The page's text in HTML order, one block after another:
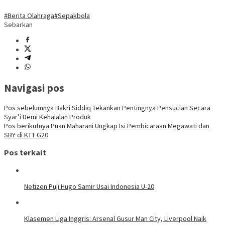
#Berita Olahraga#Sepakbola
Sebarkan
Navigasi pos
Pos sebelumnya Bakri Siddiq Tekankan Pentingnya Pensucian Secara
Syar’i Demi Kehalalan Produk
Pos berikutnya Puan Maharani Ungkap Isi Pembicaraan Megawati dan
SBY di KTT G20
Pos terkait
Netizen Puji Hugo Samir Usai Indonesia U-20
Klasemen Liga Inggris: Arsenal Gusur Man City, Liverpool Naik